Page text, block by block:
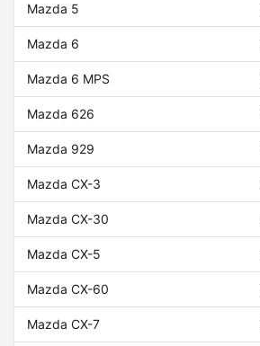
Mazda 5
Mazda 6
Mazda 6 MPS
Mazda 626
Mazda 929
Mazda CX-3
Mazda CX-30
Mazda CX-5
Mazda CX-60
Mazda CX-7